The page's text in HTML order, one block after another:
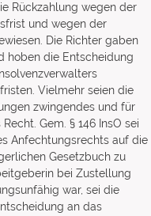
Rückzahlung wegen der
und wegen der
Die Richter gaben
hoben die Entscheidung
Vielmehr seien die
zwingendes und für
Gem. § 146 InsO sei
Anfechtungsrechts auf die
Gesetzbuch zu
bei Zustellung
war, sei die
an das